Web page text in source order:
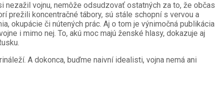
nezažil vojnu, nemôže odsudzovať ostatných za to, že občas
prežili koncentračné tábory, sú stále schopní s vervou a
okupácie či nútených prác. Aj o tom je výnimočná publikácia
i mimo nej. To, akú moc majú ženské hlasy, dokazuje aj
A dokonca, buďme naivní idealisti, vojna nemá ani